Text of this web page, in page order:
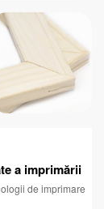
a imprimării
de imprimare